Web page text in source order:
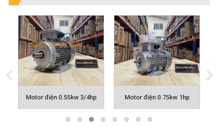
Motor điện 0.55kw 3/4hp Motor điện 0.75kw 1hp